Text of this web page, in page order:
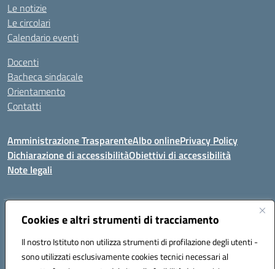
Cookies e altri strumenti di tracciamento
Il nostro Istituto non utilizza strumenti di profilazione degli utenti -
sono utilizzati esclusivamente cookies tecnici necessari al
Le notizie
Le circolari
Calendario eventi
Docenti
Bacheca sindacale
Orientamento
Contatti
Amministrazione TrasparenteAlbo onlinePrivacy Policy
Dichiarazione di accessibilitàObiettivi di accessibilità
Note legali
Indirizzo:Viale P. Togliatti snc 67039 Sulmona (AQ)
Posta elettronica certificata (PEC):aqis01900g@pec.istruzione.it
Codice fiscale: 92025400661